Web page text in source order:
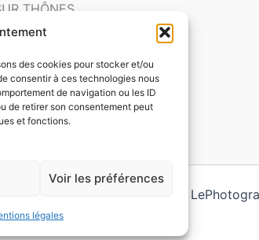
des cookies pour stocker et/ou
consentir à ces technologies nous
de navigation ou les ID
de retirer son consentement peut
et fonctions.
Voir les préférences
légales
THÔNES
Copyright © 2026